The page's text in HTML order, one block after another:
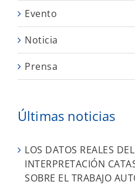
Evento
Noticia
Prensa
Últimas noticias
LOS DATOS REALES
INTERPRETACIÓN
SOBRE EL TRABAJO